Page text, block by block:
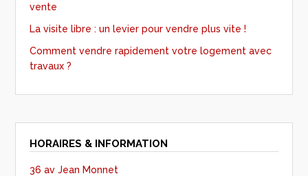
vente
La visite libre : un levier pour vendre plus vite !
Comment vendre rapidement votre logement avec
travaux ?
HORAIRES & INFORMATION
36 av Jean Monnet